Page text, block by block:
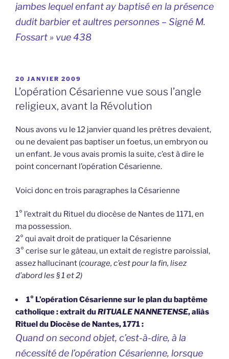
jambes lequel enfant ay baptisé en la présence
dudit barbier et aultres personnes – Signé M.
Fossart » vue 438
PUBLIÉ
LE
20 JANVIER 2009
L’opération Césarienne vue sous l’angle
religieux, avant la Révolution
Nous avons vu le 12 janvier quand les prêtres devaient,
ou ne devaient pas baptiser un foetus, un embryon ou
un enfant. Je vous avais promis la suite, c’est à dire le
point concernant l’opération Césarienne.
Voici donc en trois paragraphes la Césarienne
1° l’extrait du Rituel du diocèse de Nantes de 1171, en
ma possession.
2° qui avait droit de pratiquer la Césarienne
3° cerise sur le gâteau, un extait de registre paroissial,
assez hallucinant (courage, c’est pour la fin, lisez
d’abord les § 1 et 2)
1° L’opération Césarienne sur le plan du baptême
catholique : extrait duRITUALE NANNETENSE, aliàs
Rituel du Diocèse de Nantes, 1771 :
Quand on second objet, c’est-à-dire, à la
nécessité de l’opération Césarienne, lorsque